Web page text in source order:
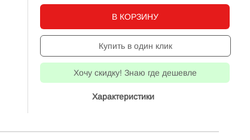
В КОРЗИНУ
Купить в один клик
Хочу скидку! Знаю где дешевле
Характеристики